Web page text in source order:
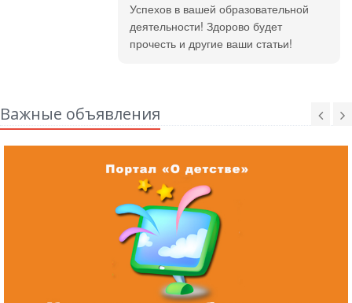
Успехов в вашей образовательной
деятельности! Здорово будет
прочесть и другие ваши статьи!
Важные объявления